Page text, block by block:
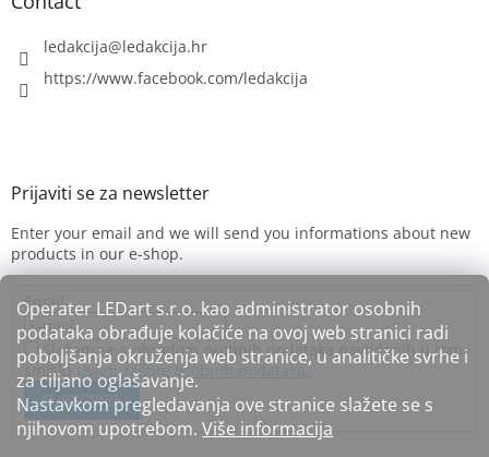
Operater LEDart s.r.o. kao administrator osobnih
podataka obrađuje kolačiće na ovoj web stranici radi
poboljšanja okruženja web stranice, u analitičke svrhe i
za ciljano oglašavanje.
Nastavkom pregledavanja ove stranice slažete se s
njihovom upotrebom. Više informacija
ledakcija@ledakcija.hr
https://www.facebook.com/ledakcija
Enter your email and we will send you informations about new
products in our e-shop.
Email
Slažem se s obradom osobnih podataka navedenih u tom
smisluUvjeti zaštite osobnih podataka.
SUBSCRIBE